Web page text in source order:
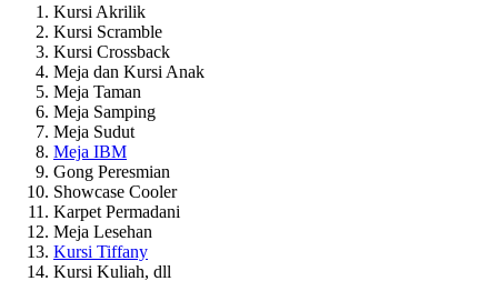
Kursi Akrilik
Kursi Scramble
Kursi Crossback
Meja dan Kursi Anak
Meja Taman
Meja Samping
Meja Sudut
Meja IBM
Gong Peresmian
Showcase Cooler
Karpet Permadani
Meja Lesehan
Kursi Tiffany
Kursi Kuliah, dll